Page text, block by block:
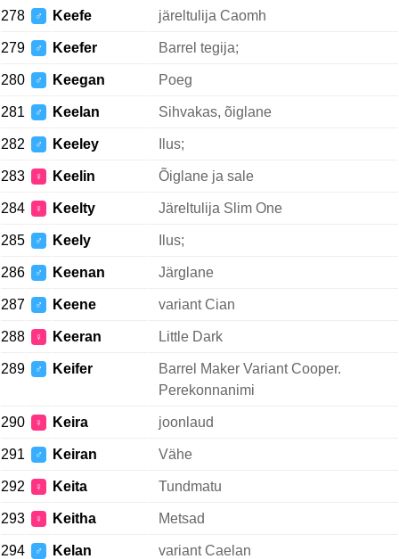
278 ♂ Keefe järeltulija Caomh
279 ♂ Keefer Barrel tegija;
280 ♂ Keegan Poeg
281 ♂ Keelan Sihvakas, õiglane
282 ♂ Keeley Ilus;
283 ♀ Keelin Õiglane ja sale
284 ♀ Keelty Järeltulija Slim One
285 ♂ Keely Ilus;
286 ♂ Keenan Järglane
287 ♂ Keene variant Cian
288 ♀ Keeran Little Dark
289 ♂ Keifer
Barrel Maker Variant Cooper.
Perekonnanimi
290 ♀ Keira joonlaud
291 ♂ Keiran Vähe
292 ♀ Keita Tundmatu
293 ♀ Keitha Metsad
294 ♂ Kelan variant Caelan